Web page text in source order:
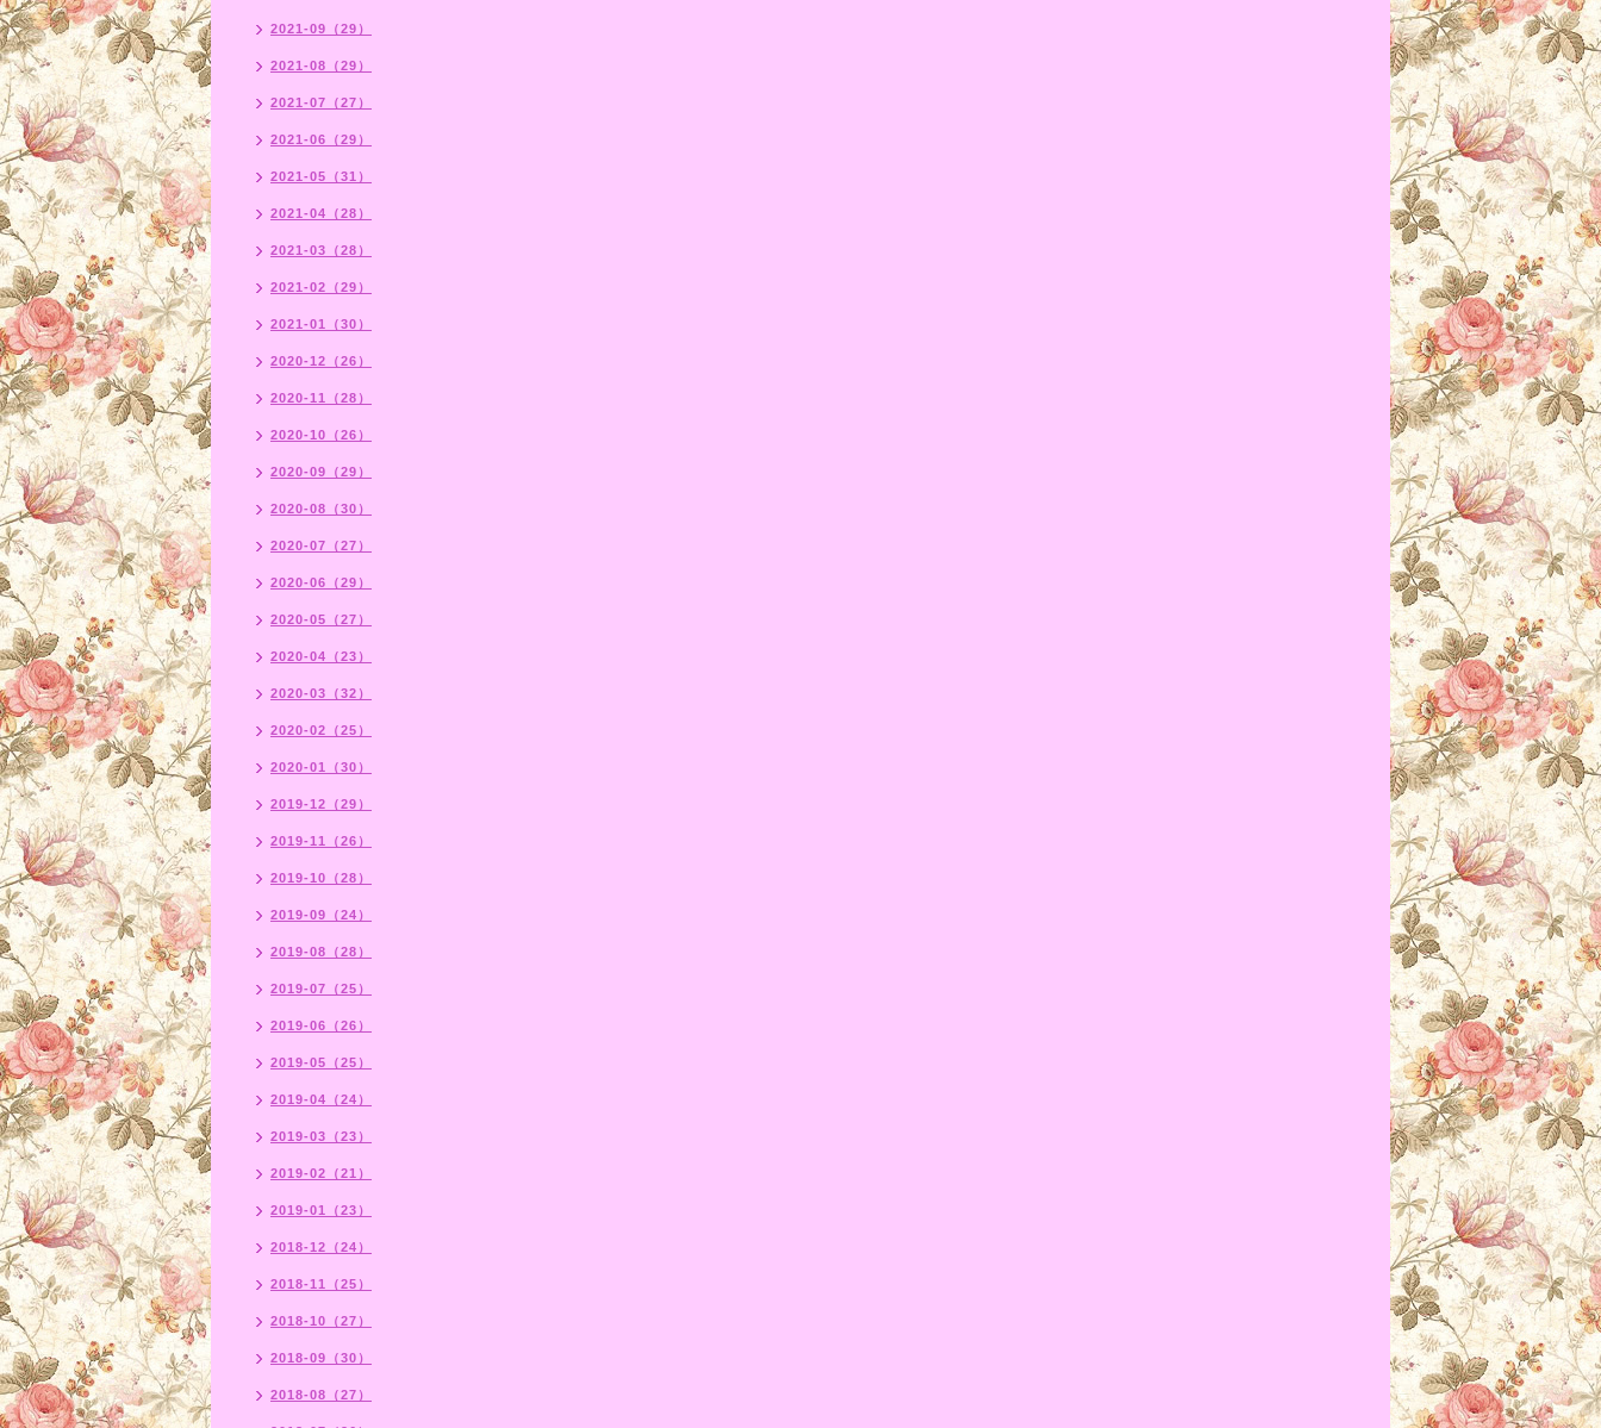
2021-09（29）
2021-08（29）
2021-07（27）
2021-06（29）
2021-05（31）
2021-04（28）
2021-03（28）
2021-02（29）
2021-01（30）
2020-12（26）
2020-11（28）
2020-10（26）
2020-09（29）
2020-08（30）
2020-07（27）
2020-06（29）
2020-05（27）
2020-04（23）
2020-03（32）
2020-02（25）
2020-01（30）
2019-12（29）
2019-11（26）
2019-10（28）
2019-09（24）
2019-08（28）
2019-07（25）
2019-06（26）
2019-05（25）
2019-04（24）
2019-03（23）
2019-02（21）
2019-01（23）
2018-12（24）
2018-11（25）
2018-10（27）
2018-09（30）
2018-08（27）